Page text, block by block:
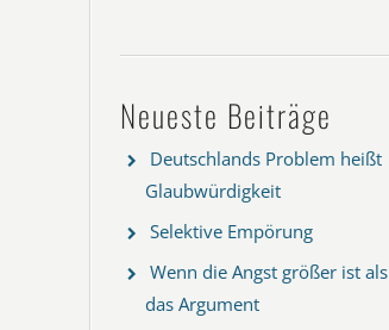
Neueste Beiträge
Deutschlands Problem heißt
Glaubwürdigkeit
Selektive Empörung
Wenn die Angst größer ist als
das Argument